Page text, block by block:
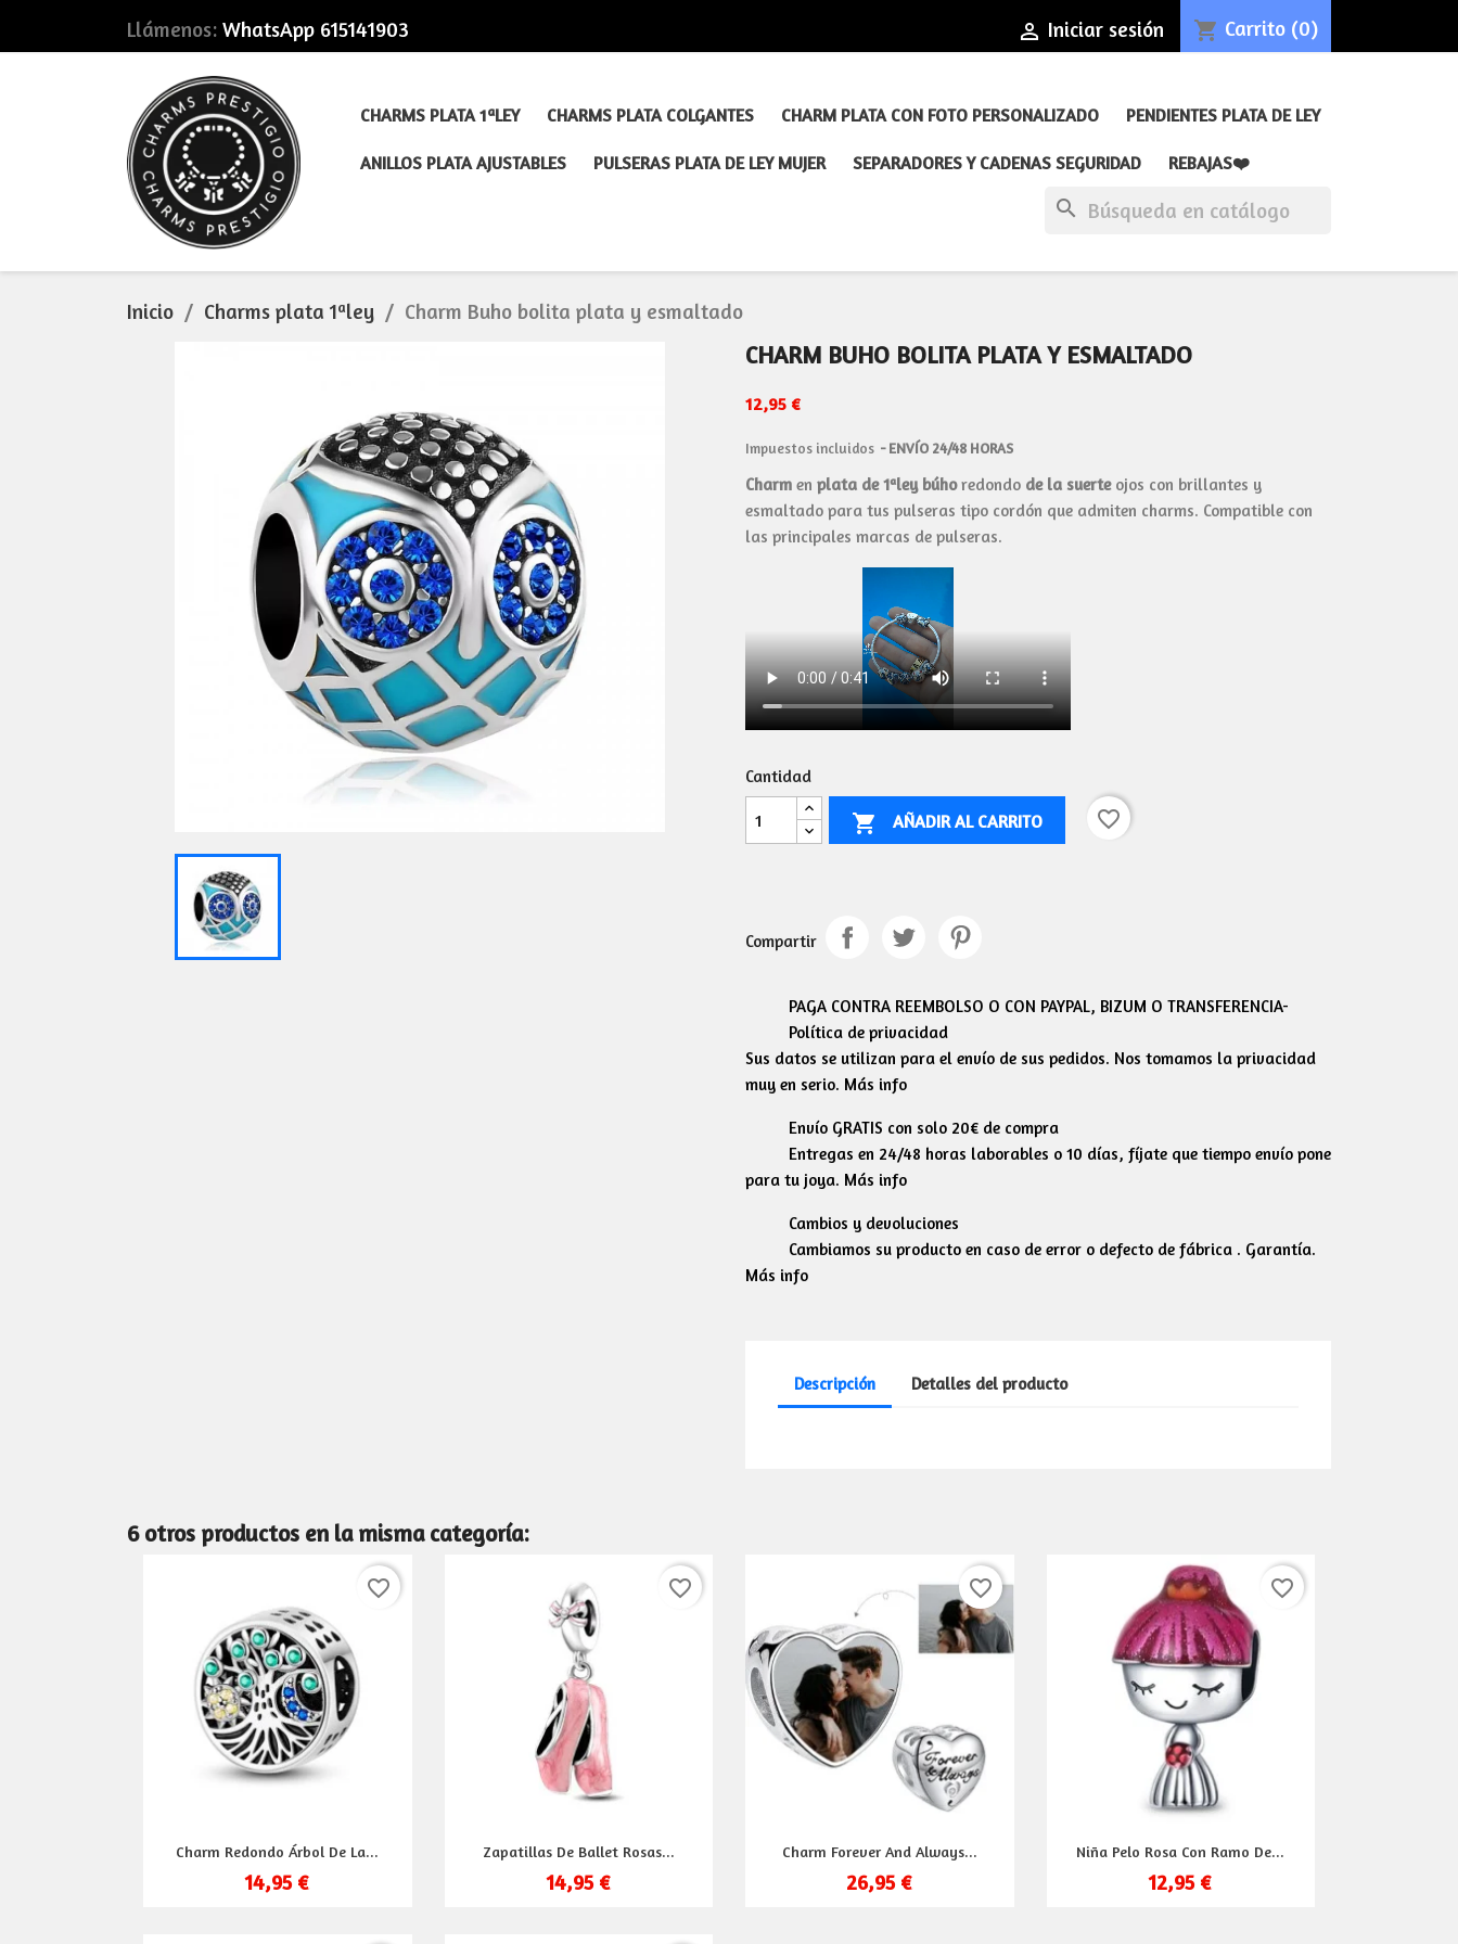
Llámenos: WhatsApp 615141903  Iniciar sesión shopping_cart Carrito (0)
CHARMS PLATA 1ªLEY CHARMS PLATA COLGANTES CHARM PLATA CON FOTO PERSONALIZADO PENDIENTES PLATA DE LEY
ANILLOS PLATA AJUSTABLES PULSERAS PLATA DE LEY MUJER SEPARADORES Y CADENAS SEGURIDAD REBAJAS❤️
search
Inicio Charms plata 1ªley Charm Buho bolita plata y esmaltado
CHARM BUHO BOLITA PLATA Y ESMALTADO
12,95 €
Impuestos incluidos ENVÍO 24/48 HORAS
Charm en plata de 1ªley búhoredondo de la suerteojos con brillantes y
esmaltado para tus pulseras tipo cordón que admiten charms. Compatible con
las principales marcas de pulseras.
Cantidad
 AÑADIR AL CARRITO favorite_border
Compartir
PAGA CONTRA REEMBOLSO O CON PAYPAL, BIZUM O TRANSFERENCIA-
Política de privacidad
Sus datos se utilizan para el envío de sus pedidos. Nos tomamos la privacidad
muy en serio. Más info
Envío GRATIS con solo 20€ de compra
Entregas en 24/48 horas laborables o 10 días, fíjate que tiempo envío pone
para tu joya. Más info
Cambios y devoluciones
Cambiamos su producto en caso de error o defecto de fábrica . Garantía.
Más info
Descripción Detalles del producto
6 otros productos en la misma categoría:
Vista rápida
Charm Redondo Árbol De La...
14,95 €
favorite_border
Vista rápida
Zapatillas De Ballet Rosas...
14,95 €
favorite_border
Vista rápida
Charm Forever And Always...
26,95 €
favorite_border
 Vista rápida
Niña Pelo Rosa Con Ramo De...
12,95 €
favorite_border